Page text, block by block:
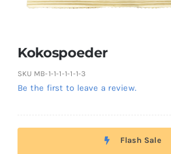
Kokospoeder
SKU MB-1-1-1-1-1-1-3
Be the first to leave a review.
Flash Sale